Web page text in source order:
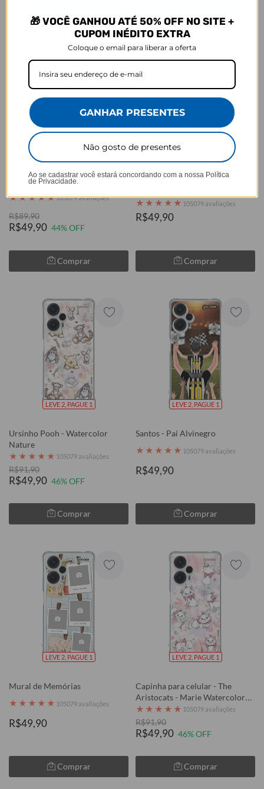
LEVE 2, PAGUE 1
Safari Glam
★★★★★105079 avaliações
R$89,90
R$49,90 44% OFF
Comprar
LEVE 2, PAGUE 1
Botafogo - Pai e Filho(a)
★ ★ ★ ★ ★ 105079 avaliações
R$49,90
Comprar
LEVE 2, PAGUE 1
Ursinho Pooh - Watercolor
Nature
★ ★ ★ ★ ★ 105079 avaliações
R$91,90
R$49,90 46% OFF
Comprar
LEVE 2, PAGUE 1
Santos - Pai Alvinegro
★ ★ ★ ★ ★ 105079 avaliações
R$49,90
Comprar
LEVE 2, PAGUE 1
Mural de Memórias
★ ★ ★ ★ ★ 105079 avaliações
R$49,90
Comprar
LEVE 2, PAGUE 1
Capinha para celular - The
Aristocats - Marie Watercolor
Nature
★ ★ ★ ★ ★ 105079 avaliações
R$91,90
R$49,90 46% OFF
Comprar
🎁 VOCÊ GANHOU ATÉ 50% OFF NO SITE +
CUPOM INÉDITO EXTRA
Coloque o email para liberar a oferta
GANHAR PRESENTES
Não gosto de presentes
Ao se cadastrar você estará concordando com a nossa Política
de Privacidade.